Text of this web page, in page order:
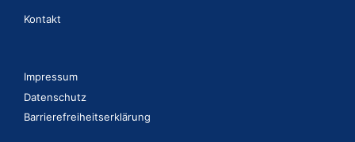
Kontakt
Impressum
Datenschutz
Barrierefreiheitserklärung